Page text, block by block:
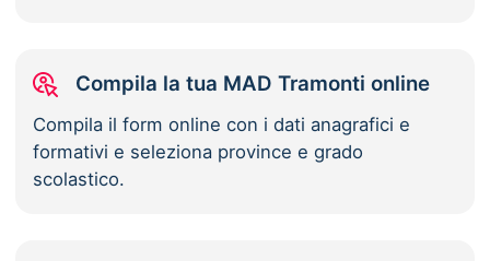
Compila la tua MAD Tramonti online
Compila il form online con i dati anagrafici e
formativi e seleziona province e grado
scolastico.